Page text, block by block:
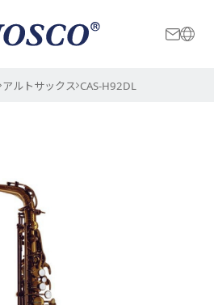
International
アルトサックス CAS-H92DL